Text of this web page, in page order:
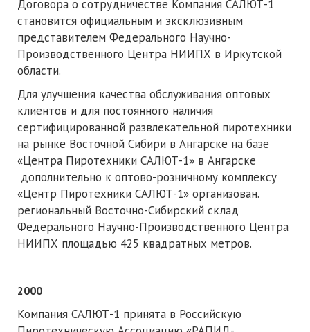
Договора о сотрудничестве Компания САЛЮТ-1
становится официальным и эксклюзивным
представителем Федерального Научно-
Производственного Центра НИИПХ в Иркутской
области.
Для улучшения качества обслуживания оптовых
клиентов и для постоянного наличия
сертифицированной развлекательной пиротехники
на рынке Восточной Сибири в Ангарске на базе
«Центра Пиротехники САЛЮТ-1» в Ангарске
дополнительно к оптово-розничному комплексу
«Центр Пиротехники САЛЮТ-1» организован.
региональный Восточно-Сибирский склад
Федерального Научно-Производственного Центра
НИИПХ площадью 425 квадратных метров.
2000
Компания САЛЮТ-1 принята в Российскую